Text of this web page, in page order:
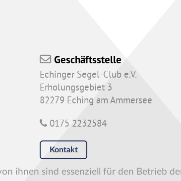
Geschäftsstelle
Echinger Segel-Club e.V.
Erholungsgebiet 3
82279 Eching am Ammersee
0175 2232584
Kontakt
ihnen sind essenziell für den Betrieb